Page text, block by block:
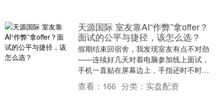
天源国际 室友靠AI“作弊”拿offer？
面试的公平与捷径，该怎么选？
假期结束回宿舍，我发现室友有点不对劲
——连续好几天对着电脑参加线上面试，
手机一直贴在屏幕边上，手指还时不时划
动。后来才看清，他居然开着AI工具实时
生成答案，照着....
查看： 166 分类： 实盘配资